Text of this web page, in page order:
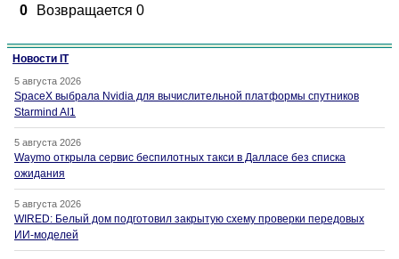
0 Возвращается 0
Новости IT
5 августа 2026
SpaceX выбрала Nvidia для вычислительной платформы спутников
Starmind AI1
5 августа 2026
Waymo открыла сервис беспилотных такси в Далласе без списка
ожидания
5 августа 2026
WIRED: Белый дом подготовил закрытую схему проверки передовых
ИИ-моделей